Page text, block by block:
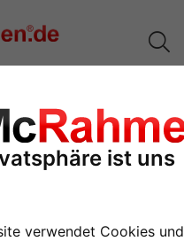
ist uns
verwendet Cookies und